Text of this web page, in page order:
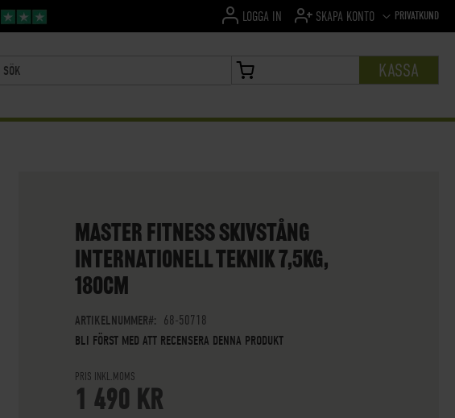
SPRÅKPRIVATKUND
LOGGA IN SKAPA KONTO
MIN VARUKORG KASSA
MASTER FITNESS SKIVSTÅNG
INTERNATIONELL TEKNIK 7,5KG,
180CM
ARTIKELNUMMER
68-50718
BLI FÖRST MED ATT RECENSERA DENNA PRODUKT
PRIS INKL.MOMS
1 490 KR